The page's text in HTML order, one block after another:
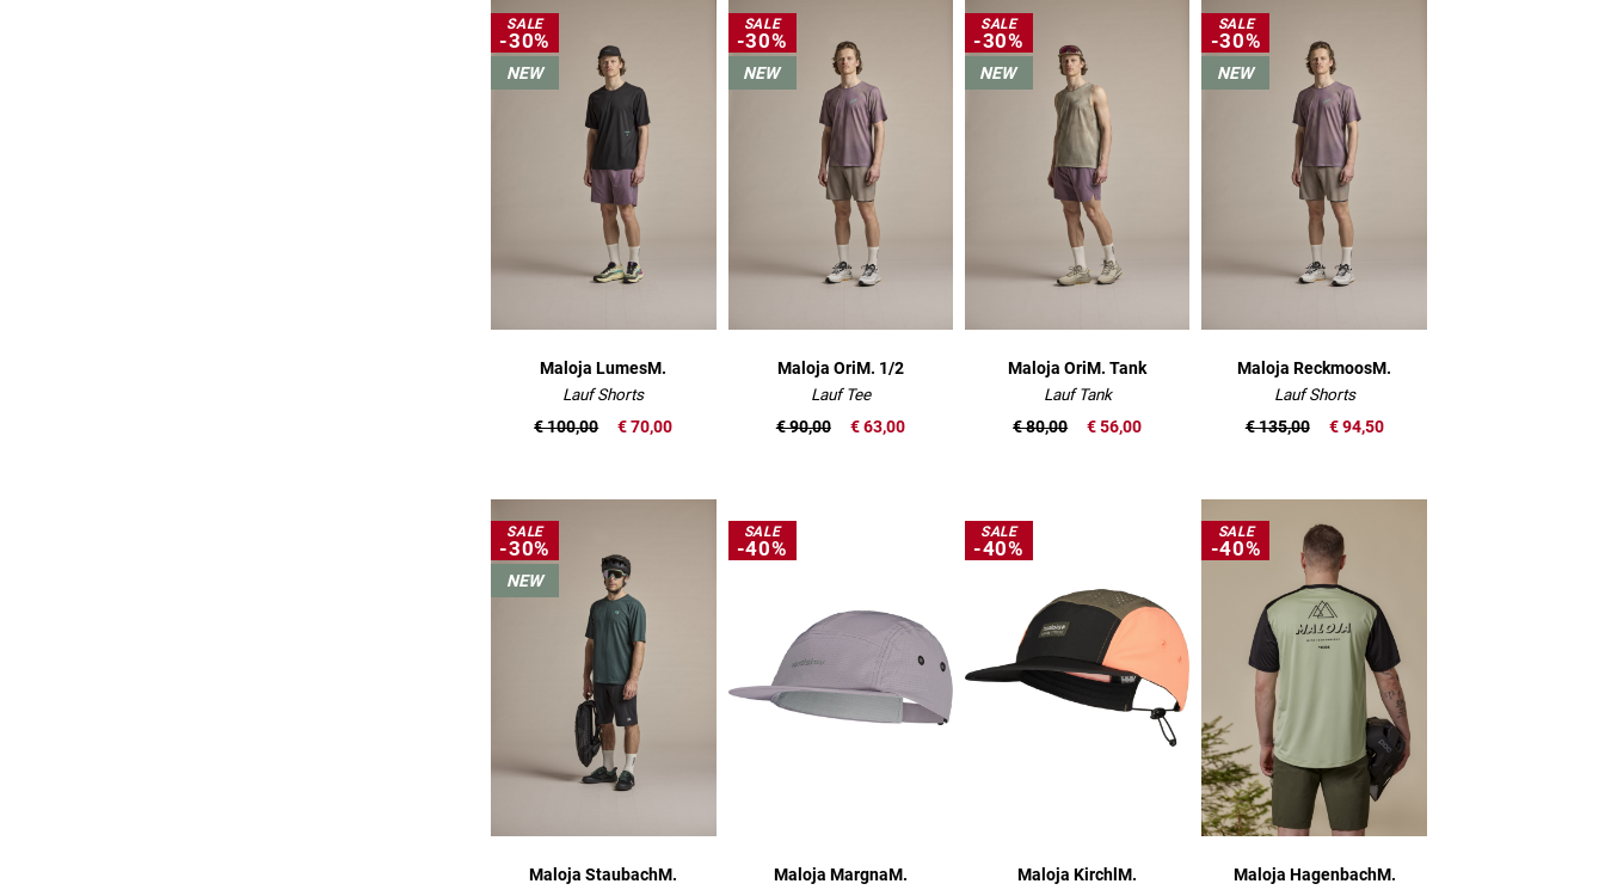
SALE
-30%
NEW
Maloja LumesM.
Lauf Shorts
€ 70,00
€ 100,00
SALE
-30%
NEW
Maloja OriM. 1/2
Lauf Tee
€ 63,00
€ 90,00
SALE
-30%
NEW
Maloja OriM. Tank
Lauf Tank
€ 56,00
€ 80,00
SALE
-30%
NEW
Maloja ReckmoosM.
Lauf Shorts
€ 94,50
€ 135,00
SALE
-30%
NEW
Maloja StaubachM.
SALE
-40%
Maloja MargnaM.
SALE
-40%
Maloja KirchlM.
SALE
-40%
Maloja HagenbachM.